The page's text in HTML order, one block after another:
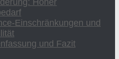
Hoher
Einschränkungen und
und Fazit